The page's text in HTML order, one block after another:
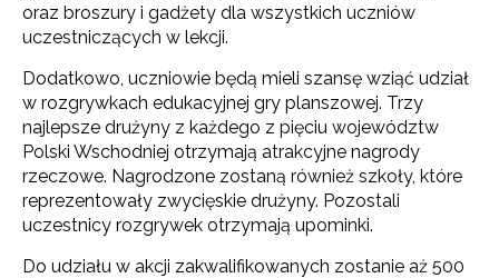
oraz broszury i gadżety dla wszystkich uczniów
uczestniczących w lekcji.
Dodatkowo, uczniowie będą mieli szansę wziąć udział
w rozgrywkach edukacyjnej gry planszowej. Trzy
najlepsze drużyny z każdego z pięciu województw
Polski Wschodniej otrzymają atrakcyjne nagrody
rzeczowe. Nagrodzone zostaną również szkoły, które
reprezentowały zwycięskie drużyny. Pozostali
uczestnicy rozgrywek otrzymają upominki.
Do udziału w akcji zakwalifikowanych zostanie aż 500